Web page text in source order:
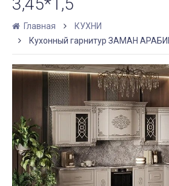
Главная
КУХНИ
Кухонный гарнитур ЗАМАН